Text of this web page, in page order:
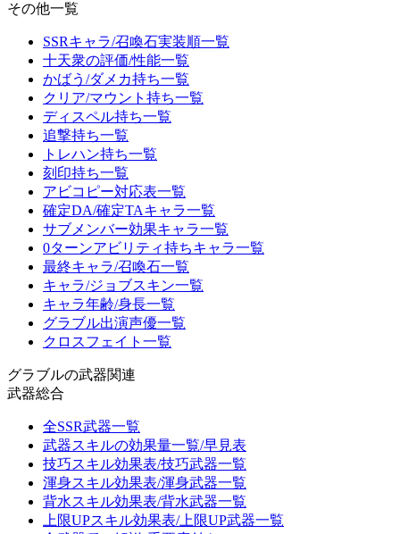
その他一覧
SSRキャラ/召喚石実装順一覧
十天衆の評価/性能一覧
かばう/ダメカ持ち一覧
クリア/マウント持ち一覧
ディスペル持ち一覧
追撃持ち一覧
トレハン持ち一覧
刻印持ち一覧
アビコピー対応表一覧
確定DA/確定TAキャラ一覧
サブメンバー効果キャラ一覧
0ターンアビリティ持ちキャラ一覧
最終キャラ/召喚石一覧
キャラ/ジョブスキン一覧
キャラ年齢/身長一覧
グラブル出演声優一覧
クロスフェイト一覧
グラブルの武器関連
武器総合
全SSR武器一覧
武器スキルの効果量一覧/早見表
技巧スキル効果表/技巧武器一覧
渾身スキル効果表/渾身武器一覧
背水スキル効果表/背水武器一覧
上限UPスキル効果表/上限UP武器一覧